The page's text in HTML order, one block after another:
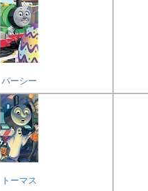
パーシー
トーマス